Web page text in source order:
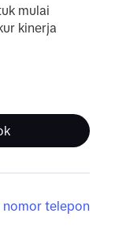
mulai
kinerja
nomor telepon